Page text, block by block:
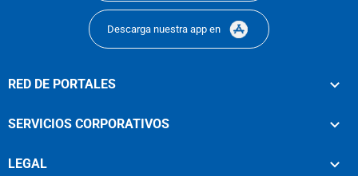
Descarga nuestra app en
RED DE PORTALES
SERVICIOS CORPORATIVOS
LEGAL